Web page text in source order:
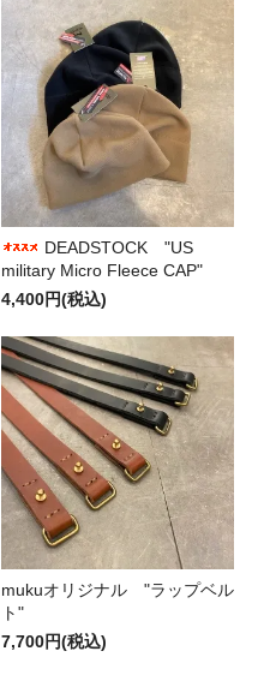
DEADSTOCK "US
military Micro Fleece CAP"
4,400円(税込)
mukuオリジナル "ラップベル
ト"
7,700円(税込)